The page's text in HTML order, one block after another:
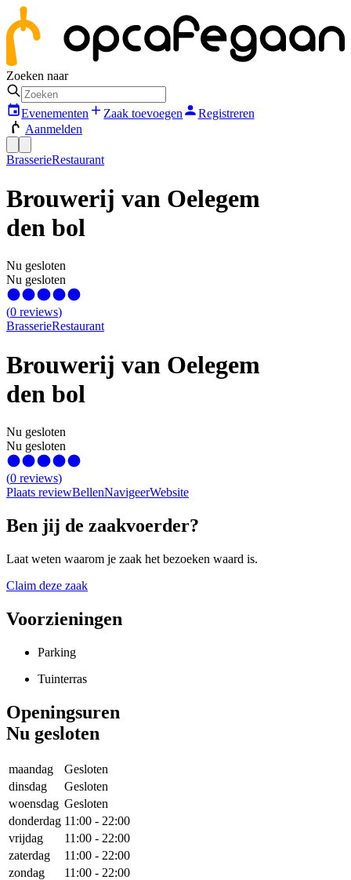
Zoeken naar
Evenementen Zaak toevoegen
Registreren
Aanmelden
BrasserieRestaurant
Brouwerij van Oelegem
den bol
Nu gesloten
Nu gesloten
(0 reviews)
BrasserieRestaurant
Brouwerij van Oelegem
den bol
Nu gesloten
Nu gesloten
(0 reviews)
Plaats reviewBellenNavigeerWebsite
Ben jij de zaakvoerder?
Laat weten waarom je zaak het bezoeken waard is.
Claim deze zaak
Voorzieningen
Parking
Tuinterras
Openingsuren
Nu gesloten
maandag
Gesloten
dinsdag
Gesloten
woensdag Gesloten
donderdag 11:00 - 22:00
vrijdag
11:00 - 22:00
zaterdag
11:00 - 22:00
zondag
11:00 - 22:00